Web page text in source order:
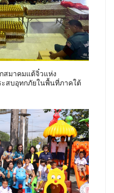
สมาคมแต้จิ๋วแห่ง
ะสบอุทกภัยในพื้นที่ภาคใต้